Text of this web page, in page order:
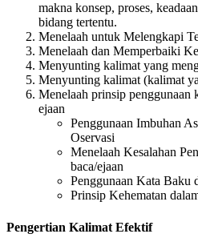
makna konsep, proses,
bidang tertentu.
Menelaah untuk Melengkapi
Menelaah dan Memperbaiki
Menyunting kalimat yang
Menyunting kalimat (kalimat
Menelaah prinsip penggunaan
ejaan
Penggunaan Imbuhan
Oservasi
Menelaah Kesalahan
baca/ejaan
Penggunaan Kata Baku
Prinsip Kehematan
Pengertian Kalimat Efektif